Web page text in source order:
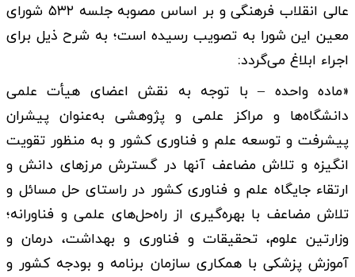
عالی انقلاب فرهنگی و بر اساس مصوبه جلسه ۵۳۲ شورای
معین این شورا به تصویب رسیده است؛ به شرح ذیل برای
اجراء ابلاغ می­‌گردد:
«ماده واحده – با توجه به نقش اعضای هیأت علمی
دانشگاه­‌ها و مراکز علمی و پژوهشی به‌عنوان پیشران
پیشرفت و توسعه علم و فناوری کشور و به منظور تقویت
انگیزه و تلاش مضاعف آنها در گسترش مرزهای دانش و
ارتقاء جایگاه علم و فناوری کشور در راستای حل مسائل و
تلاش مضاعف با بهره‌گیری از راه‌­حل­‌های علمی و فناورانه؛
وزارتین علوم، تحقیقات و فناوری و بهداشت، درمان و
آموزش پزشکی با همکاری سازمان برنامه و بودجه کشور و